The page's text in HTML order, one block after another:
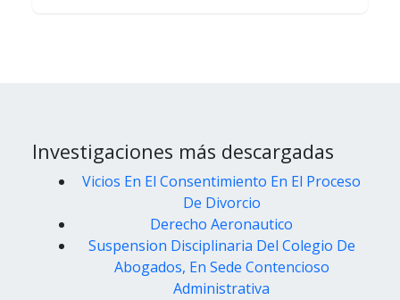
Investigaciones más descargadas
Vicios En El Consentimiento En El Proceso
De Divorcio
Derecho Aeronautico
Suspension Disciplinaria Del Colegio De
Abogados, En Sede Contencioso
Administrativa